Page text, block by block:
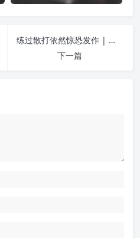
练过散打依然惊恐发作 | 纵欲危害
下一篇